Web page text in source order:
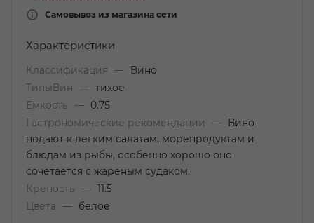
Самовывоз из магазина сети
Характеристики
Классификация —
Вино
ТипыВин
— тихое
Емкость
—
0.75
Гастрономические рекомендации
—
Вино
подают к легким салатам, морепродуктам и
блюдам из рыбы, особенно хорошо оно
сочетается с жареным судаком.
Крепость
— 11.5
Цвета
— белое